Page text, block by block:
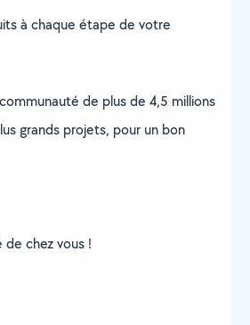
à chaque étape de votre
de plus de 4,5 millions
grands projets, pour un bon
chez vous !